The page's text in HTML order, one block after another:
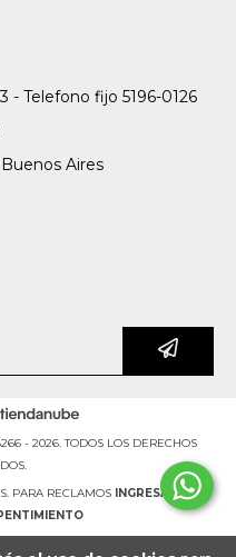
- Telefono fijo 5196-0126
Aires
- 2026. TODOS LOS DERECHOS
PARA RECLAMOS
INGRESÁ ACÁ.